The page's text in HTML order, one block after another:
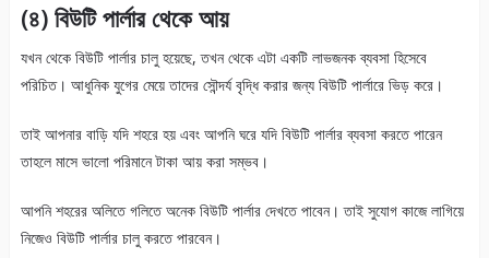
(৪) বিউটি পার্লার থেকে আয়
যখন থেকে বিউটি পার্লার চালু হয়েছে, তখন থেকে এটা একটি লাভজনক ব্যবসা হিসেবে
পরিচিত। আধুনিক যুগের মেয়ে তাদের সৌন্দর্য বৃদ্ধি করার জন্য বিউটি পার্লারে ভিড় করে।
তাই আপনার বাড়ি যদি শহরে হয় এবং আপনি ঘরে যদি বিউটি পার্লার ব্যবসা করতে পারেন
তাহলে মাসে ভালো পরিমানে টাকা আয় করা সম্ভব।
আপনি শহরের অলিতে গলিতে অনেক বিউটি পার্লার দেখতে পাবেন। তাই সুযোগ কাজে লাগিয়ে
নিজেও বিউটি পার্লার চালু করতে পারবেন।